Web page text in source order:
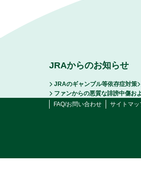
JRAからのお知らせ
JRAのギャンブル等依存症対策
ファンからの悪質な誹謗中傷お
FAQ/お問い合わせ
サイトマッ